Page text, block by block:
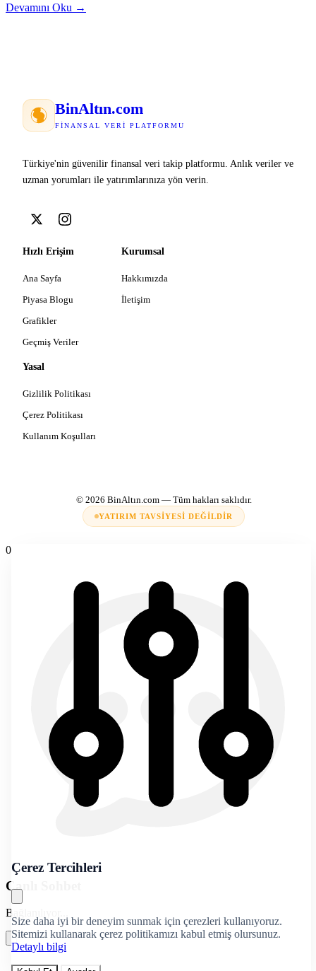
Devamını Oku →
BinAltın.com
FINANSAL VERI PLATFORMU
Türkiye'nin güvenilir finansal veri takip platformu. Anlık veriler ve
uzman yorumları ile yatırımlarınıza yön verin.
Hızlı Erişim
Ana Sayfa
Piyasa Blogu
Grafikler
Geçmiş Veriler
Kurumsal
Hakkımızda
İletişim
Yasal
Gizlilik Politikası
Çerez Politikası
Kullanım Koşulları
© 2026 BinAltın.com— Tüm hakları saklıdır.
YATIRIM TAVSIYESI DEĞILDIR
Çerez Tercihleri
Size daha iyi bir deneyim sunmak için çerezleri kullanıyoruz.
Sitemizi kullanarak çerez politikamızı kabul etmiş olursunuz.
Detaylı bilgi
0
Canlı Sohbet
Bağlanılıyor...